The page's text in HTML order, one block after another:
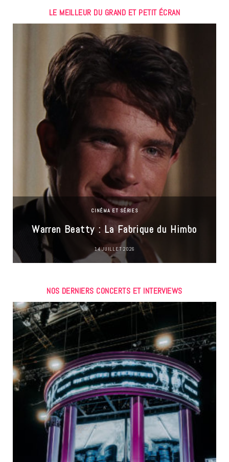
LE MEILLEUR DU GRAND ET PETIT ÉCRAN
CINÉMA ET SÉRIES
Warren Beatty : La Fabrique du Himbo
14 JUILLET 2026
NOS DERNIERS CONCERTS ET INTERVIEWS